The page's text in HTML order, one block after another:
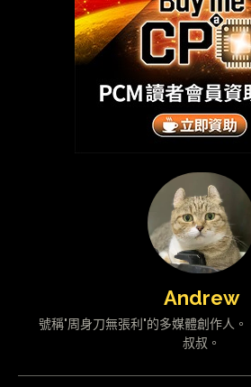
Andrew
號稱"周身刀無張利"的多媒體創作人
叔叔。